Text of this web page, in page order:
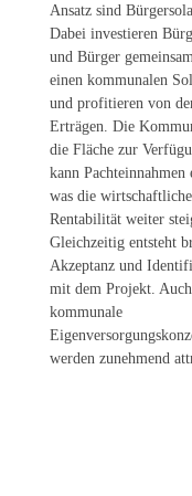
Ansatz sind
Dabei investieren
und Bürger
einen kommunalen
und profitieren von
Erträgen. Die
die Fläche zur
kann Pachteinnahmen
was die wirtschaftliche
Rentabilität weiter
Gleichzeitig entsteht
Akzeptanz und
mit dem Projekt. Auch
kommunale
werden zunehmend